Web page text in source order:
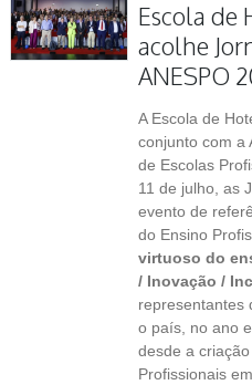
Escola de
acolhe
ANESPO
A Escola de
conjunto com a
de Escolas
11 de julho, as
evento de
do Ensino
virtuoso do
/ Inovação /
representantes
o país, no ano
desde a
Profissionais